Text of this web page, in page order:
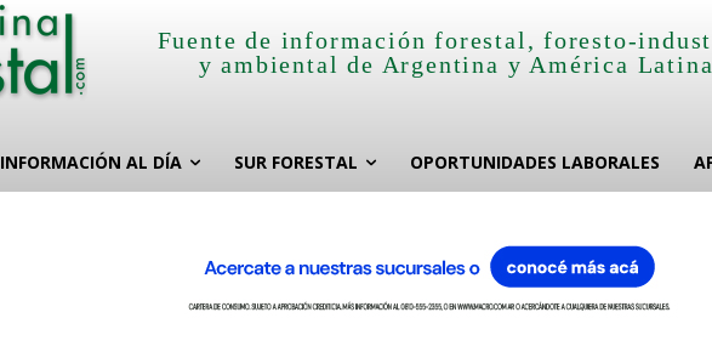
Fuente de información forestal, foresto-
y ambiental de Argentina y América
INFORMACIÓN AL DÍA SUR FORESTAL OPORTUNIDADES LABORALES